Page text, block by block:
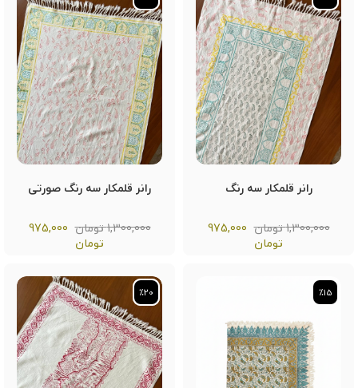
رانر قلمکار سه رنگ
1,300,000 تومان
975,000
تومان
رانر قلمکار سه رنگ صورتی
1,300,000 تومان
975,000
تومان
٪15
٪15 ٪20
٪20